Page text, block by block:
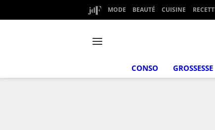
MODE BEAUTÉ CUISINE
CONSO GROSSESSE